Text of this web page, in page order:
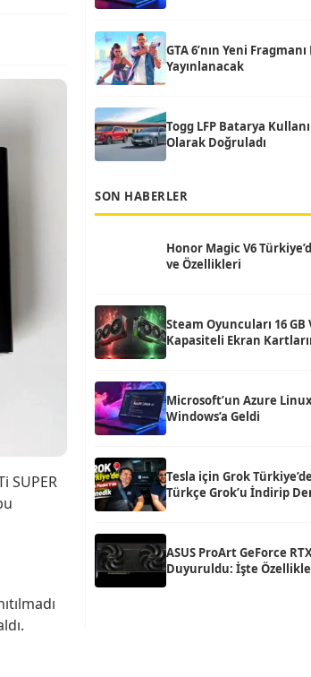
SUPER
GTA 6’nın Yeni
Yayınlanacak
Togg LFP Batarya
Olarak Doğruladı
SON HABERLER
Honor Magic V6
ve Özellikleri
Steam Oyuncuları 16 GB
Kapasiteli Ekran
Microsoft’un Azure Linux
Windows’a Geldi
Tesla için Grok
Türkçe Grok’u İndirip
ASUS ProArt GeForce
Duyuruldu: İşte